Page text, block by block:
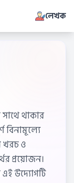
লেখক
থাকার
বিনামূল্যে
খরচ ও
প্রয়োজন।
উদ্যোগটি